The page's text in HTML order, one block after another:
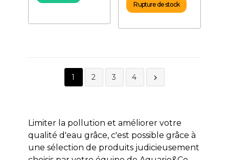
Rupture de stock
1 2 3 4 
Limiter la pollution et améliorer votre
qualité d'eau grâce, c'est possible grâce à
une sélection de produits judicieusement